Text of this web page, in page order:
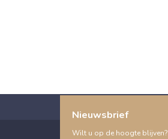
Nieuwsbrief
Wilt u op de hoogte blijven?